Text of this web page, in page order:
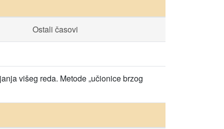
Ostali časovi
višeg reda. Metode „učionice brzog